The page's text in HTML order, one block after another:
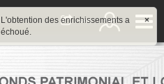
×
L'obtention des enrichissements a
échoué.